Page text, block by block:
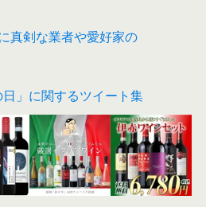
真剣な業者や愛好家の
日」に関するツイート集